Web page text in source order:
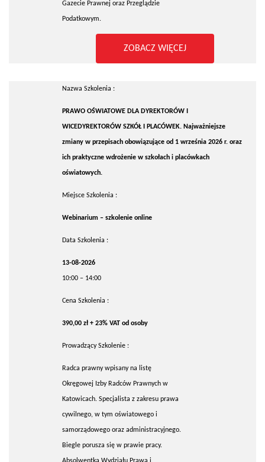
Gazecie Prawnej oraz Przeglądzie
Podatkowym.
ZOBACZ WIĘCEJ
Nazwa Szkolenia :
PRAWO OŚWIATOWE DLA DYREKTORÓW I
WICEDYREKTORÓW SZKÓŁ I PLACÓWEK. Najważniejsze
zmiany w przepisach obowiązujące od 1 września 2026 r. oraz
ich praktyczne wdrożenie w szkołach i placówkach
oświatowych.
Miejsce Szkolenia :
Webinarium – szkolenie online
Data Szkolenia :
13-08-2026
10:00 – 14:00
Cena Szkolenia :
390,00 zł + 23% VAT od osoby
Prowadzący Szkolenie :
Radca prawny wpisany na listę
Okręgowej Izby Radców Prawnych w
Katowicach. Specjalista z zakresu prawa
cywilnego, w tym oświatowego i
samorządowego oraz administracyjnego.
Biegle porusza się w prawie pracy.